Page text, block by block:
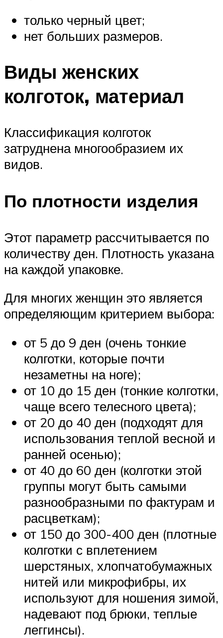
только черный цвет;
нет больших размеров.
Виды женских
колготок, материал
Классификация колготок
затруднена многообразием их
видов.
По плотности изделия
Этот параметр рассчитывается по
количеству ден. Плотность указана
на каждой упаковке.
Для многих женщин это является
определяющим критерием выбора:
от 5 до 9 ден (очень тонкие
колготки, которые почти
незаметны на ноге);
от 10 до 15 ден (тонкие колготки,
чаще всего телесного цвета);
от 20 до 40 ден (подходят для
использования теплой весной и
ранней осенью);
от 40 до 60 ден (колготки этой
группы могут быть самыми
разнообразными по фактурам и
расцветкам);
от 150 до 300-400 ден (плотные
колготки с вплетением
шерстяных, хлопчатобумажных
нитей или микрофибры, их
используют для ношения зимой,
надевают под брюки, теплые
леггинсы).